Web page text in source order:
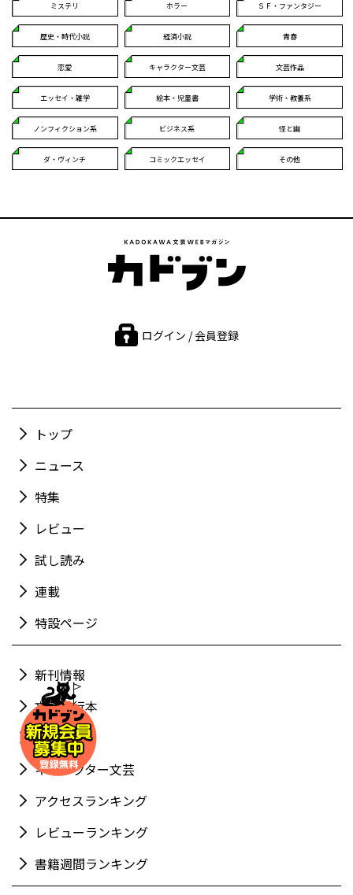
ミステリ ホラー ＳＦ・ファンタジー
歴史・時代小説 経済小説 青春
恋愛 キャラクター文芸 文芸作品
エッセイ・雑学 絵本・児童書 学術・教養系
ノンフィクション系 ビジネス系 怪と幽
ダ・ヴィンチ コミックエッセイ その他
ログイン / 会員登録
トップ
ニュース
特集
レビュー
試し読み
連載
特設ページ
新刊情報
文芸単行本
角川文庫
キャラクター文芸
アクセスランキング
レビューランキング
書籍週間ランキング